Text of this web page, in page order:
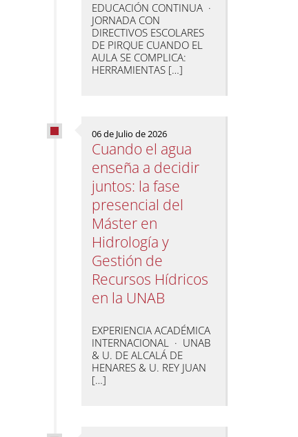
EDUCACIÓN CONTINUA ·
JORNADA CON
DIRECTIVOS ESCOLARES
DE PIRQUE CUANDO EL
AULA SE COMPLICA:
HERRAMIENTAS […]
06 de Julio de 2026
Cuando el agua
enseña a decidir
juntos: la fase
presencial del
Máster en
Hidrología y
Gestión de
Recursos Hídricos
en la UNAB
EXPERIENCIA ACADÉMICA
INTERNACIONAL · UNAB
& U. DE ALCALÁ DE
HENARES & U. REY JUAN
[…]